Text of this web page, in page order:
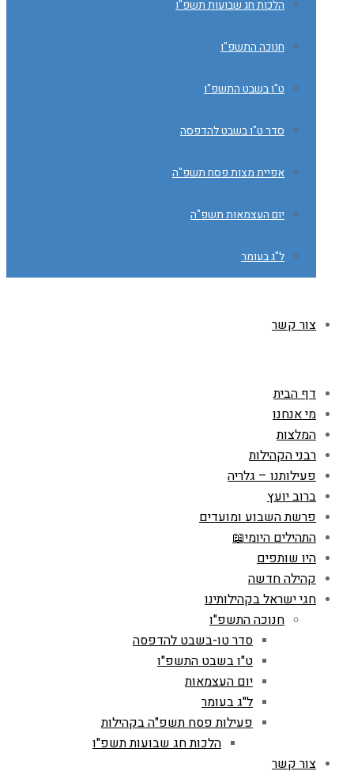
הלכות חג שבועות תשפ"ו
חנוכה התשפ"ו
ט"ו בשבט התשפ"ו
סדר ט"ו בשבט להדפסה
אפיית מצות פסח תשפ"ה
יום העצמאות תשפ"ה
ל"ג בעומר
צור קשר
דף הבית
מי אנחנו
המלצות
רבני הקהילות
פעילותנו – גלריה
ברוב יועץ
פרשת השבוע ומועדים
התהילים היומי📖
היו שותפים
קהילה חדשה
חגי ישראל בקהילותינו
חנוכה התשפ"ו
סדר טו-בשבט להדפסה
ט"ו בשבט התשפ"ו
יום העצמאות
ל"ג בעומר
פעילות פסח תשפ"ה בקהילות
הלכות חג שבועות תשפ"ו
צור קשר